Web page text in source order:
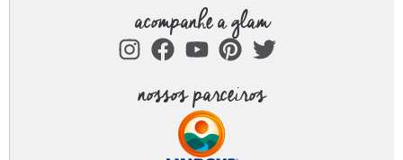
acompanhe a glam
nossos parceiros